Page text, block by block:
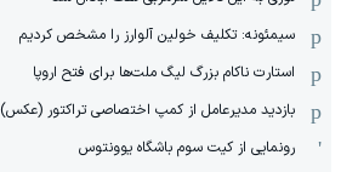
سیمئونه: تکلیف خولین آلوارز را مشخص کردیم
استارت ناکام بزرگ لیگ ملت‌ها برای فتح اروپا
بازدید مدیرعامل از کمپ اختصاصی تراکتور (عکس)
رونمایی از کیت سوم باشگاه یوونتوس